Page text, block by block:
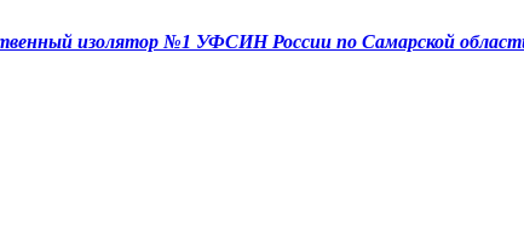
изолятор №1 УФСИН России по Самарской